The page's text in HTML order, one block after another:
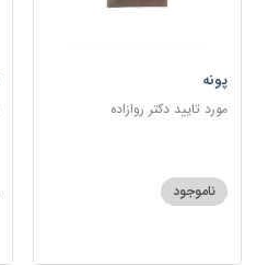
پونه
مورد تایید دکتر روازاده
ناموجود